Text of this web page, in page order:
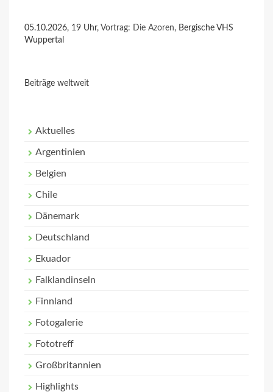
05.10.2026, 19 Uhr, Vortrag: Die Azoren, Bergische VHS
Wuppertal
Beiträge weltweit
Aktuelles
Argentinien
Belgien
Chile
Dänemark
Deutschland
Ekuador
Falklandinseln
Finnland
Fotogalerie
Fototreff
Großbritannien
Highlights